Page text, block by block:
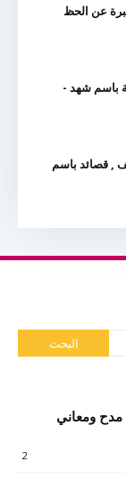
عن الحظ
باسم شهد -
, قصائد باسم
مدح ومعاني
2